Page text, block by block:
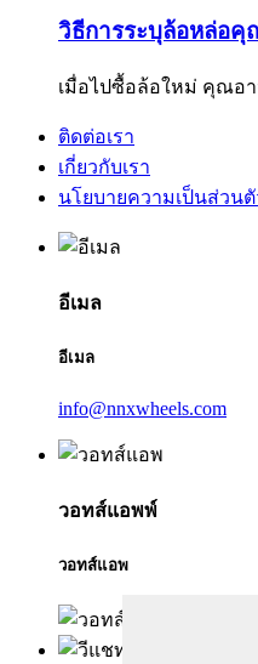
วิธีการระบุล้อหล่อคุ
เมื่อไปซื้อล้อใหม่ คุณอา
ติดต่อเรา
เกี่ยวกับเรา
นโยบายความเป็นส่วนตั
อีเมล
อีเมล
info@nnxwheels.com
วอทส์แอพพ์
วอทส์แอพ